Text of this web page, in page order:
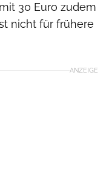
30 Euro zudem
nicht für frühere
ANZEIGE